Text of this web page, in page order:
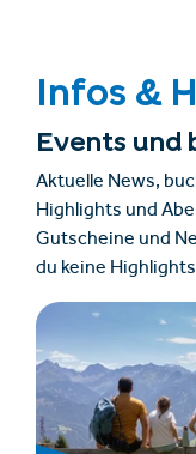
Infos &
Events und
Aktuelle News,
Highlights und
Gutscheine und
du keine